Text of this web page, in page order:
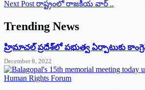
Next Post రాష్ట్రంలో రాజకీయ వార్‌ ..
Trending News
‌హ్రిమాచల్‌ ‌ప్రదేశ్‌లో పభుత్వ ఏర్పాటుకు
December 8, 2022